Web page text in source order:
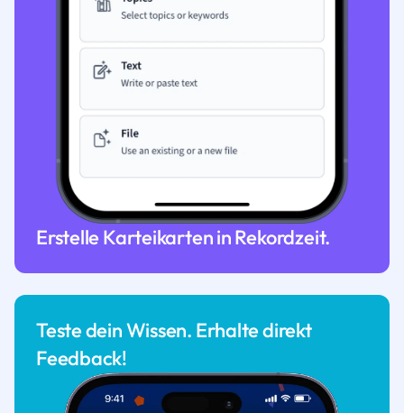
Erstelle Karteikarten in Rekordzeit.
Teste dein Wissen. Erhalte direkt
Feedback!